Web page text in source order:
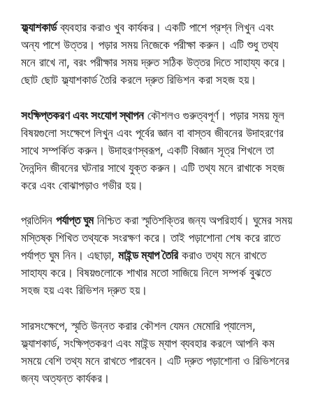
ফ্ল্যাশকার্ডব্যবহার করাও খুব কার্যকর। একটি পাশে প্রশ্ন লিখুন এবং
অন্য পাশে উত্তর। পড়ার সময় নিজেকে পরীক্ষা করুন। এটি শুধু তথ্য
মনে রাখে না, বরং পরীক্ষার সময় দ্রুত সঠিক উত্তর দিতে সাহায্য করে।
ছোট ছোট ফ্ল্যাশকার্ড তৈরি করলে দ্রুত রিভিশন করা সহজ হয়।
সংক্ষিপ্তকরণ এবং সংযোগ স্থাপনকৌশলও গুরুত্বপূর্ণ। পড়ার সময় মূল
বিষয়গুলো সংক্ষেপে লিখুন এবং পূর্বের জ্ঞান বা বাস্তব জীবনের উদাহরণের
সাথে সম্পর্কিত করুন। উদাহরণস্বরূপ, একটি বিজ্ঞান সূত্র শিখলে তা
দৈনন্দিন জীবনের ঘটনার সাথে যুক্ত করুন। এটি তথ্য মনে রাখাকে সহজ
করে এবং বোঝাপড়াও গভীর হয়।
প্রতিদিন পর্যাপ্ত ঘুমনিশ্চিত করা স্মৃতিশক্তির জন্য অপরিহার্য। ঘুমের সময়
মস্তিষ্ক শিখিত তথ্যকে সংরক্ষণ করে। তাই পড়াশোনা শেষ করে রাতে
পর্যাপ্ত ঘুম নিন। এছাড়া, মাইন্ড ম্যাপ তৈরিকরাও তথ্য মনে রাখতে
সাহায্য করে। বিষয়গুলোকে শাখার মতো সাজিয়ে নিলে সম্পর্ক বুঝতে
সহজ হয় এবং রিভিশন দ্রুত হয়।
সারসংক্ষেপে, স্মৃতি উন্নত করার কৌশল যেমন মেমোরি প্যালেস,
ফ্ল্যাশকার্ড, সংক্ষিপ্তকরণ এবং মাইন্ড ম্যাপ ব্যবহার করলে আপনি কম
সময়ে বেশি তথ্য মনে রাখতে পারবেন। এটি দ্রুত পড়াশোনা ও রিভিশনের
জন্য অত্যন্ত কার্যকর।